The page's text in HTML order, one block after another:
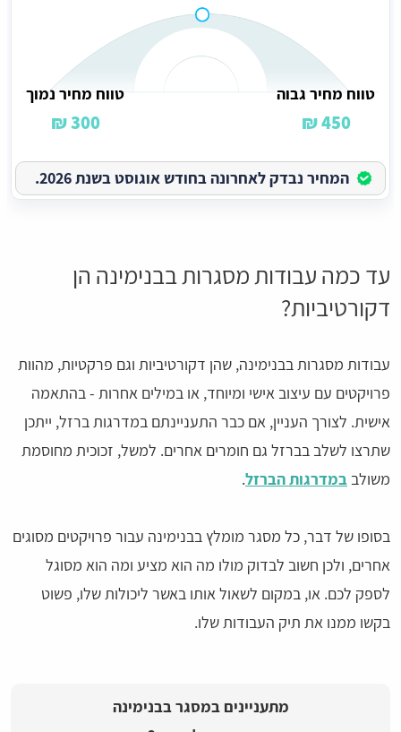
טווח מחיר גבוה
450 ₪
טווח מחיר נמוך
300 ₪
המחיר נבדק לאחרונה בחודש אוגוסט בשנת 2026.
עד כמה עבודות מסגרות בבנימינה הן
דקורטיביות?
עבודות מסגרות בבנימינה, שהן דקורטיביות וגם פרקטיות, מהוות
פרויקטים עם עיצוב אישי ומיוחד, או במילים אחרות - בהתאמה
אישית. לצורך העניין, אם כבר התעניינתם במדרגות ברזל, ייתכן
שתרצו לשלב בברזל גם חומרים אחרים. למשל, זכוכית מחוסמת
משולב במדרגות הברזל.
בסופו של דבר, כל מסגר מומלץ בבנימינה עבור פרויקטים מסוגים
אחרים, ולכן חשוב לבדוק מולו מה הוא מציע ומה הוא מסוגל
לספק לכם. או, במקום לשאול אותו באשר ליכולות שלו, פשוט
בקשו ממנו את תיק העבודות שלו.
מתעניינים במסגר בבנימינה